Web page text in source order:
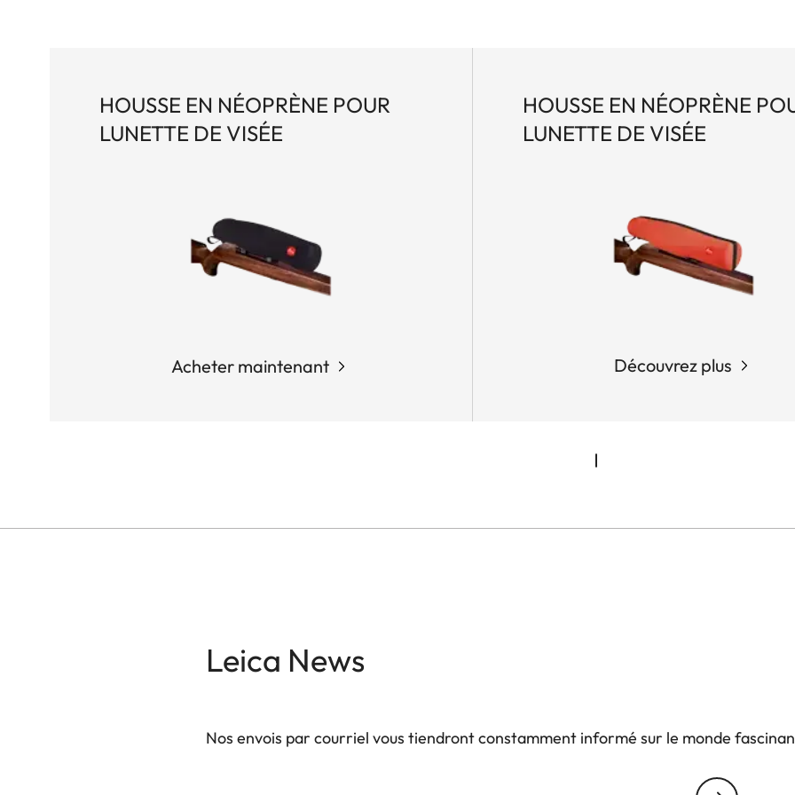
HOUSSE EN NÉOPRÈNE POUR
LUNETTE DE VISÉE
Acheter maintenant
HOUSSE EN NÉOPRÈNE
LUNETTE DE VISÉE
Découvrez plus
Leica News
Nos envois par courriel vous tiendront constamment informé sur le monde